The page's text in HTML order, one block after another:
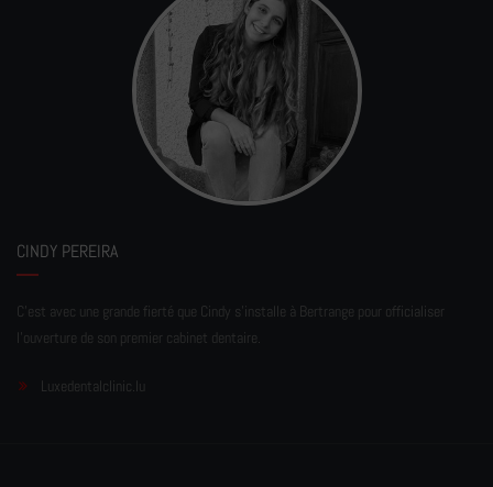
CINDY PEREIRA
C'est avec une grande fierté que Cindy s'installe à Bertrange pour officialiser
l'ouverture de son premier cabinet dentaire.
Luxedentalclinic.lu